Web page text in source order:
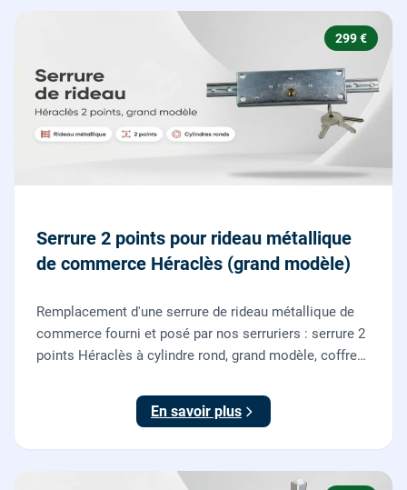
299 €
Serrure 2 points pour rideau métallique
de commerce Héraclès (grand modèle)
Remplacement d'une serrure de rideau métallique de
commerce fourni et posé par nos serruriers : serrure 2
points Héraclès à cylindre rond, grand modèle, coffre
des deux points de verrouillage.
En savoir plus